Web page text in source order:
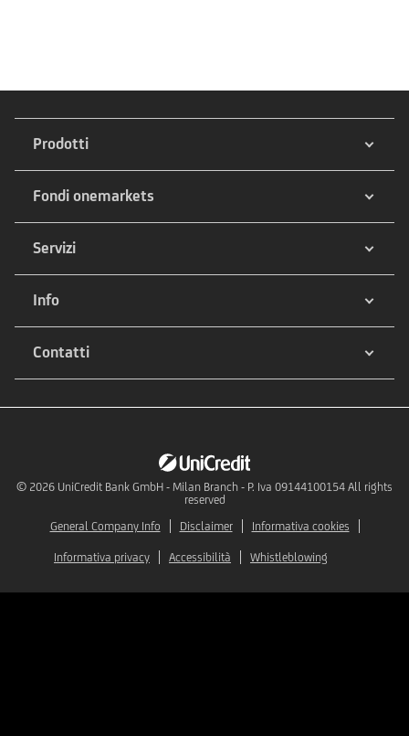
Prodotti
Fondi onemarkets
Servizi
Info
Contatti
© 2026 UniCredit Bank GmbH - Milan Branch - P. Iva 09144100154 All rights
reserved
General Company Info
Disclaimer Informativa cookies
Informativa privacy Accessibilità Whistleblowing